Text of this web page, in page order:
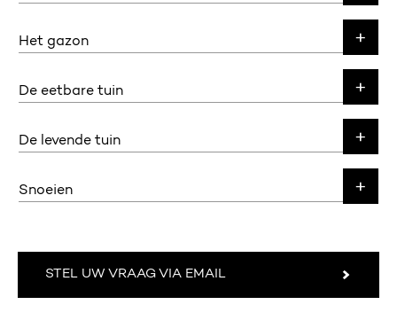
Het gazon
De eetbare tuin
De levende tuin
Snoeien
STEL UW VRAAG VIA EMAIL